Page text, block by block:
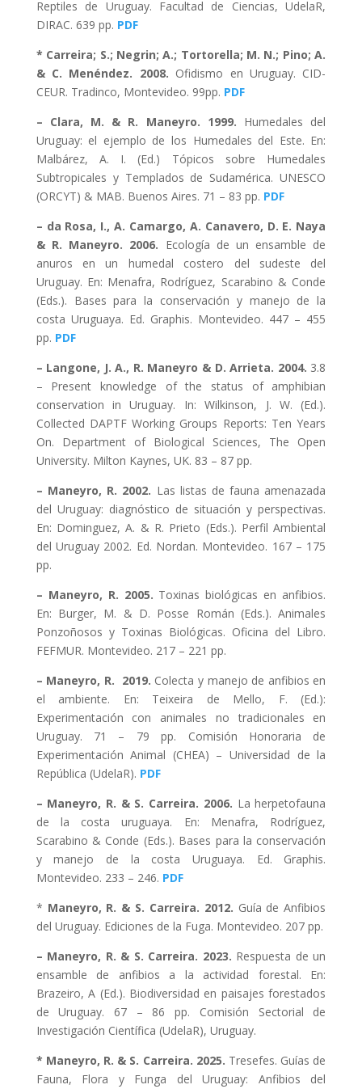
Reptiles de Uruguay. Facultad de Ciencias, UdelaR,
DIRAC. 639 pp. PDF
* Carreira; S.; Negrin; A.; Tortorella; M. N.; Pino; A.
& C. Menéndez. 2008. Ofidismo en Uruguay. CID-
CEUR. Tradinco, Montevideo. 99pp. PDF
– Clara, M. & R. Maneyro. 1999. Humedales del
Uruguay: el ejemplo de los Humedales del Este. En:
Malbárez, A. I. (Ed.) Tópicos sobre Humedales
Subtropicales y Templados de Sudamérica. UNESCO
(ORCYT) & MAB. Buenos Aires. 71 – 83 pp. PDF
– da Rosa, I., A. Camargo, A. Canavero, D. E. Naya
& R. Maneyro. 2006. Ecología de un ensamble de
anuros en un humedal costero del sudeste del
Uruguay. En: Menafra, Rodríguez, Scarabino & Conde
(Eds.). Bases para la conservación y manejo de la
costa Uruguaya. Ed. Graphis. Montevideo. 447 – 455
pp. PDF
– Langone, J. A., R. Maneyro & D. Arrieta. 2004. 3.8
– Present knowledge of the status of amphibian
conservation in Uruguay. In: Wilkinson, J. W. (Ed.).
Collected DAPTF Working Groups Reports: Ten Years
On. Department of Biological Sciences, The Open
University. Milton Kaynes, UK. 83 – 87 pp.
– Maneyro, R. 2002. Las listas de fauna amenazada
del Uruguay: diagnóstico de situación y perspectivas.
En: Dominguez, A. & R. Prieto (Eds.). Perfil Ambiental
del Uruguay 2002. Ed. Nordan. Montevideo. 167 – 175
pp.
– Maneyro, R. 2005. Toxinas biológicas en anfibios.
En: Burger, M. & D. Posse Román (Eds.). Animales
Ponzoñosos y Toxinas Biológicas. Oficina del Libro.
FEFMUR. Montevideo. 217 – 221 pp.
– Maneyro, R. 2019. Colecta y manejo de anfibios en
el ambiente. En: Teixeira de Mello, F. (Ed.):
Experimentación con animales no tradicionales en
Uruguay. 71 – 79 pp. Comisión Honoraria de
Experimentación Animal (CHEA) – Universidad de la
República (UdelaR). PDF
– Maneyro, R. & S. Carreira. 2006. La herpetofauna
de la costa uruguaya. En: Menafra, Rodríguez,
Scarabino & Conde (Eds.). Bases para la conservación
y manejo de la costa Uruguaya. Ed. Graphis.
Montevideo. 233 – 246. PDF
* Maneyro, R. & S. Carreira. 2012. Guía de Anfibios
del Uruguay. Ediciones de la Fuga. Montevideo. 207 pp.
– Maneyro, R. & S. Carreira. 2023. Respuesta de un
ensamble de anfibios a la actividad forestal. En:
Brazeiro, A (Ed.). Biodiversidad en paisajes forestados
de Uruguay. 67 – 86 pp. Comisión Sectorial de
Investigación Científica (UdelaR), Uruguay.
* Maneyro, R. & S. Carreira. 2025. Tresefes. Guías de
Fauna, Flora y Funga del Uruguay: Anfibios del